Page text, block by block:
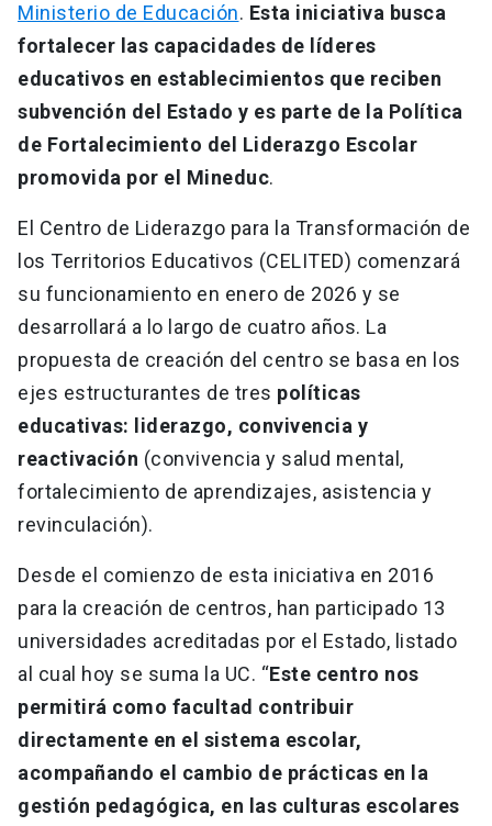
Ministerio de Educación. Esta iniciativa busca
fortalecer las capacidades de líderes
educativos en establecimientos que reciben
subvención del Estado y es parte de la Política
de Fortalecimiento del Liderazgo Escolar
promovida por el Mineduc.
El Centro de Liderazgo para la Transformación de
los Territorios Educativos (CELITED) comenzará
su funcionamiento en enero de 2026 y se
desarrollará a lo largo de cuatro años. La
propuesta de creación del centro se basa en los
ejes estructurantes de tres políticas
educativas: liderazgo, convivencia y
reactivación (convivencia y salud mental,
fortalecimiento de aprendizajes, asistencia y
revinculación).
Desde el comienzo de esta iniciativa en 2016
para la creación de centros, han participado 13
universidades acreditadas por el Estado, listado
al cual hoy se suma la UC. “Este centro nos
permitirá como facultad contribuir
directamente en el sistema escolar,
acompañando el cambio de prácticas en la
gestión pedagógica, en las culturas escolares